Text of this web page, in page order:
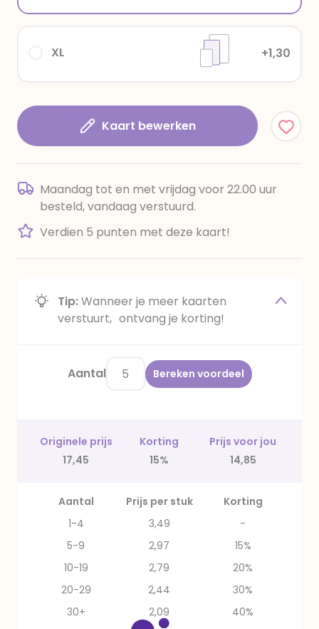
XL +1,30
Kaart bewerken
Maandag tot en met vrijdag voor 22.00 uur
besteld, vandaag verstuurd.
Verdien 5 punten met deze kaart!
Tip:Wanneer je meer kaarten
verstuurt, ontvang je korting!
Aantal Bereken voordeel
Originele prijs Korting
Prijs voor jou
17,45
15% 14,85
Aantal Prijs per stuk
Korting
1-4
3,49
-
5-9
2,97
15%
10-19
2,79
20%
20-29
2,44
30%
30+
2,09 40%